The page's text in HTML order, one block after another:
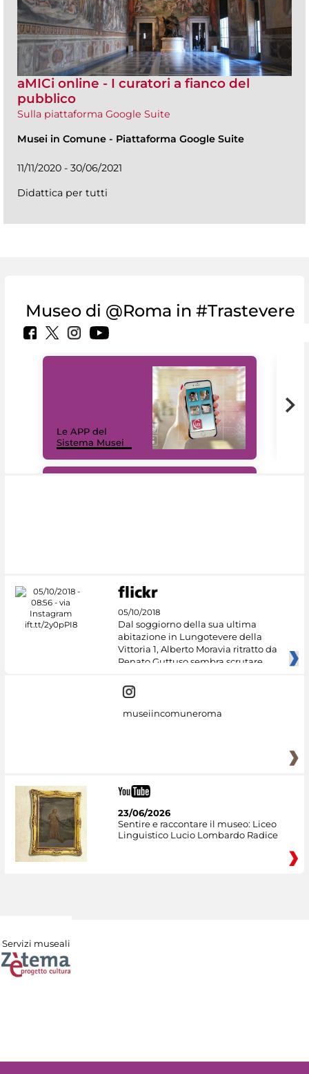
aMICi online - I curatori a fianco del
pubblico
Sulla piattaforma Google Suite
Musei in Comune - Piattaforma Google Suite
11/11/2020 - 30/06/2021
Didattica per tutti
Museo di @Roma in #Trastevere
Le APP del
Sistema Musei
05/10/2018
Dal soggiorno della sua ultima
abitazione in Lungotevere della
Vittoria 1, Alberto Moravia ritratto da
Renato Guttuso sembra scrutare
museiincomuneroma
23/06/2026
Sentire e raccontare il museo: Liceo
Linguistico Lucio Lombardo Radice
Servizi museali